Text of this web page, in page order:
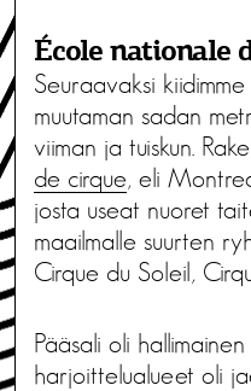
École nationale
Seuraavaksi
muutaman sadan
viiman ja tuiskun.
de cirque, eli
josta useat nuoret
maailmalle suurten
Cirque du Soleil,
Pääsali oli
harjoittelualueet oli